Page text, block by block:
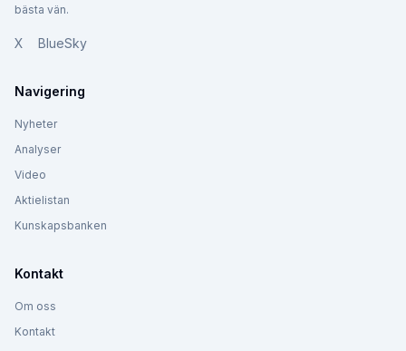
bästa vän.
X BlueSky
Navigering
Nyheter
Analyser
Video
Aktielistan
Kunskapsbanken
Kontakt
Om oss
Kontakt